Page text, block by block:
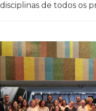
disciplinas de todos os